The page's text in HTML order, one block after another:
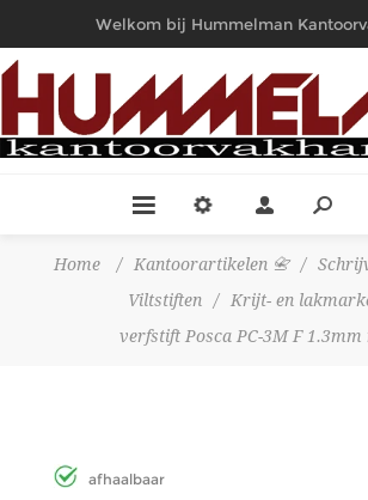
Welkom bij Hummelman
Home / Kantoorartikelen 📇 /
Viltstiften
/ Krijt- en
verfstift Posca PC-3M F 1.3mm
afhaalbaar